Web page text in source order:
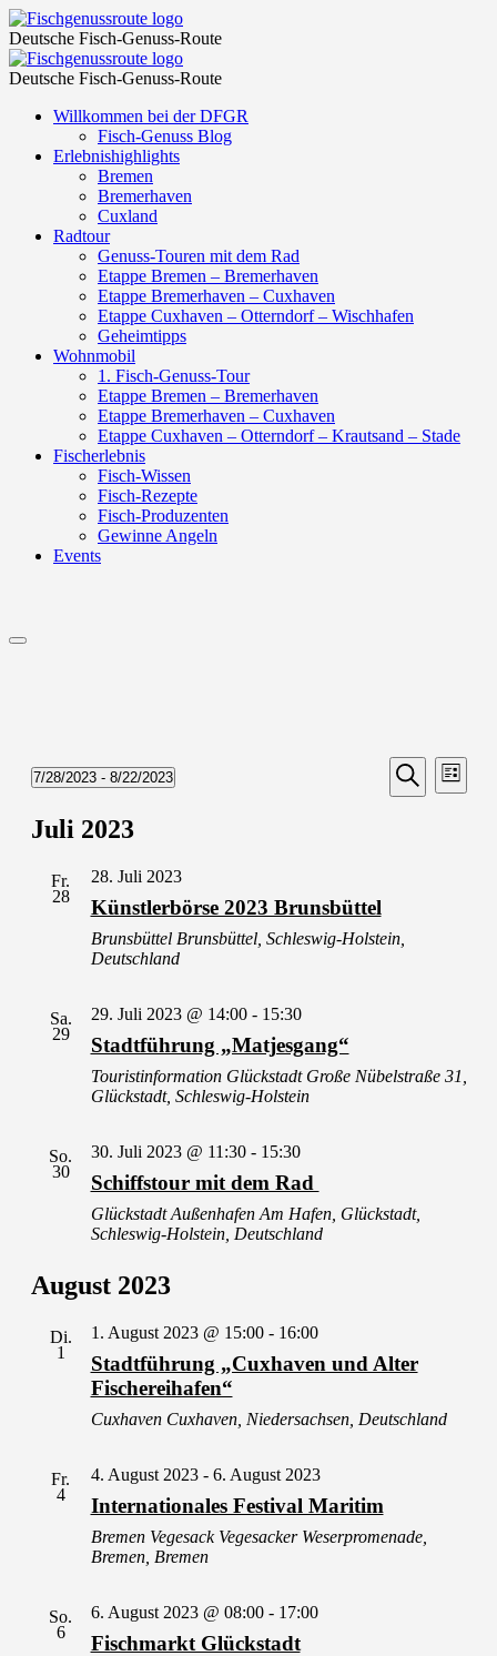
Veranstaltungen
aus
8.
Juli
Oktober
Seite 2
Fischgenussroute
Fischgenussroute
Deutsche Fisch-Genuss-Route
Veranstaltungen
aus
Juli
28.
Oktober
Seite 2
Fischgenussroute
Fischgenussroute
Deutsche Fisch-Genuss-Route
Skip
content
Willkommen bei der DFGR
Fisch-Genuss Blog
Erlebnishighlights
Bremen
Bremerhaven
Cuxland
Radtour
Genuss-Touren mit dem Rad
Etappe Bremen – Bremerhaven
Etappe Bremerhaven – Cuxhaven
Etappe Cuxhaven – Otterndorf – Wischhafen
Geheimtipps
Wohnmobil
1. Fisch-Genuss-Tour
Etappe Bremen – Bremerhaven
Etappe Bremerhaven – Cuxhaven
Etappe Cuxhaven – Otterndorf – Krautsand – Stade
Fischerlebnis
Fisch-Wissen
Fisch-Rezepte
Fisch-Produzenten
Gewinne Angeln
Events
Menu
Suche
Suche
Liste
7/28/2023 - 8/22/2023
wählen.
Juli 2023
Fr.
28
28. Juli 2023
Künstlerbörse 2023 Brunsbüttel
Brunsbüttel Brunsbüttel, Schleswig-Holstein,
Deutschland
Sa.
29
29. Juli 2023 @ 14:00- 15:30
Stadtführung „Matjesgang“
Touristinformation Glückstadt Große Nübelstraße 31,
Glückstadt, Schleswig-Holstein
So.
30
30. Juli 2023 @ 11:30- 15:30
Schiffstour mit dem Rad
Glückstadt Außenhafen Am Hafen, Glückstadt,
Schleswig-Holstein, Deutschland
August 2023
Di.
1
1. August 2023 @ 15:00- 16:00
Stadtführung „Cuxhaven und Alter
Fischereihafen“
Cuxhaven Cuxhaven, Niedersachsen, Deutschland
Fr.
4
4. August 2023- 6. August 2023
Internationales Festival Maritim
Bremen Vegesack Vegesacker Weserpromenade,
Bremen, Bremen
So.
6
6. August 2023 @ 08:00- 17:00
Fischmarkt Glückstadt